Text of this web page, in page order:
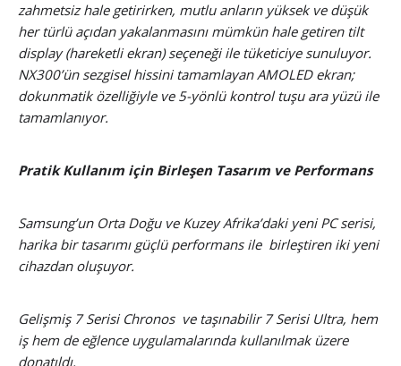
zahmetsiz hale getirirken, mutlu anların yüksek ve düşük
her türlü açıdan yakalanmasını mümkün hale getiren tilt
display (hareketli ekran) seçeneği ile tüketiciye sunuluyor.
NX300’ün sezgisel hissini tamamlayan AMOLED ekran;
dokunmatik özelliğiyle ve 5-yönlü kontrol tuşu ara yüzü ile
tamamlanıyor.
Pratik Kullanım için Birleşen Tasarım ve Performans
Samsung’un Orta Doğu ve Kuzey Afrika’daki yeni PC serisi,
harika bir tasarımı güçlü performans ile birleştiren iki yeni
cihazdan oluşuyor.
Gelişmiş 7 Serisi Chronos ve taşınabilir 7 Serisi Ultra, hem
iş hem de eğlence uygulamalarında kullanılmak üzere
donatıldı.